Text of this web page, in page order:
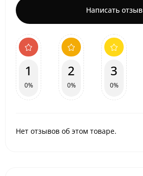
Написать отзыв
1
0%
2
0%
3
0%
Нет отзывов об этом товаре.